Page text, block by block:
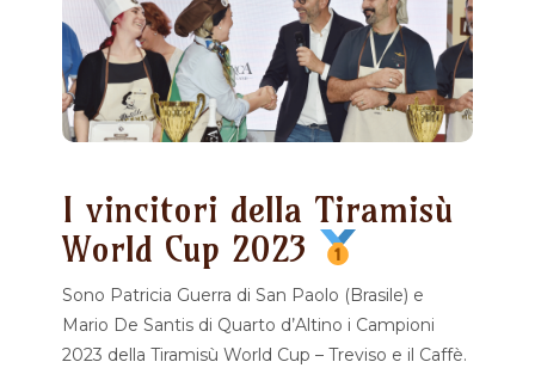
I vincitori della Tiramisù
World Cup 2023
Sono Patricia Guerra di San Paolo (Brasile) e
Mario De Santis di Quarto d’Altino i Campioni
2023 della Tiramisù World Cup – Treviso e il Caffè.